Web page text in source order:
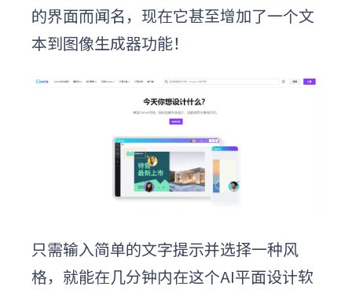
的界面而闻名，现在它甚至增加了一个文
本到图像生成器功能！
只需输入简单的文字提示并选择一种风
格，就能在几分钟内在这个AI平面设计软